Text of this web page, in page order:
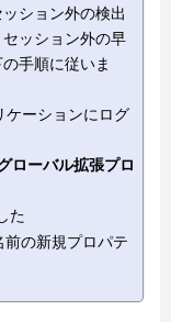
ション外の検出
ッション外の早
手順に従いま
ーションにログ
ローバル拡張プロ
た
の新規プロパテ